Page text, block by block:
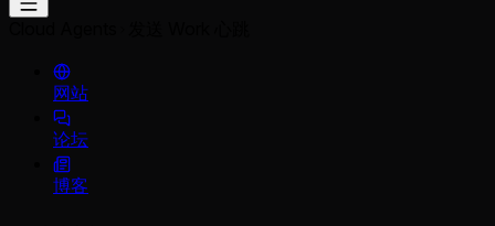
网站
论坛
博客